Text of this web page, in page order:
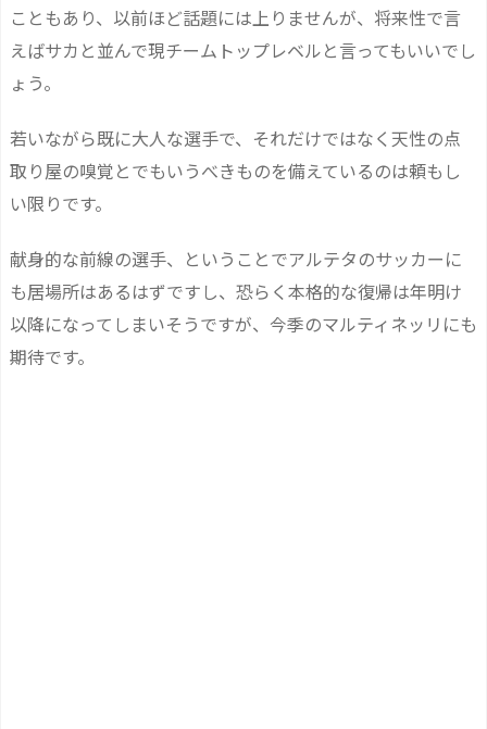
こともあり、以前ほど話題には上りませんが、将来性で言
えばサカと並んで現チームトップレベルと言ってもいいでし
ょう。
若いながら既に大人な選手で、それだけではなく天性の点
取り屋の嗅覚とでもいうべきものを備えているのは頼もし
い限りです。
献身的な前線の選手、ということでアルテタのサッカーに
も居場所はあるはずですし、恐らく本格的な復帰は年明け
以降になってしまいそうですが、今季のマルティネッリにも
期待です。